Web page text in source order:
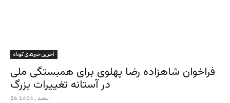
آخرین خبرهای کوتاه
فراخوان شاهزاده رضا پهلوی برای همبستگی ملی
در آستانه تغییرات بزرگ
26 اسفند , 1404